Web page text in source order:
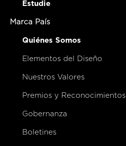
Estudie
Marca País
Quiénes Somos
Elementos del Diseño
Nuestros Valores
Premios y Reconocimientos
Gobernanza
Boletines